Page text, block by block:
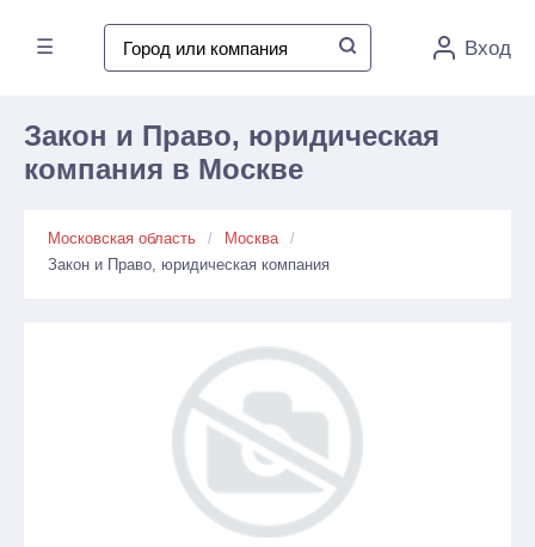
☰ Вход
Закон и Право, юридическая
компания в Москве
Московская область
Москва
Закон и Право, юридическая компания